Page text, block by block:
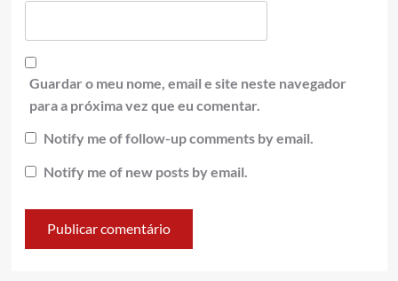
Guardar o meu nome, email e site neste navegador
para a próxima vez que eu comentar.
Notify me of follow-up comments by email.
Notify me of new posts by email.